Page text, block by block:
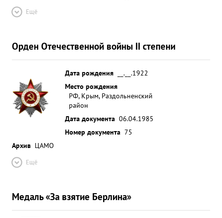
Ещё
Орден Отечественной войны II степени
Дата рождения
__.__.1922
Место рождения
РФ, Крым, Раздольненский
район
Дата документа 06.04.1985
Номер документа 75
Архив ЦАМО
Ещё
Медаль «За взятие Берлина»